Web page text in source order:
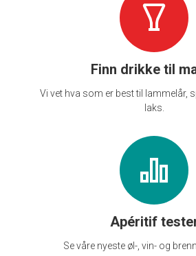
Finn drikke til
Vi vet hva som er best til lammelår,
laks.
Apéritif
Se våre nyeste øl-, vin- og